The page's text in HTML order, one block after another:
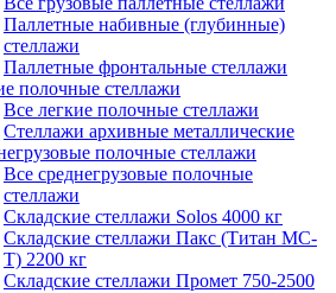
Паллетные набивные (глубинные)
стеллажи
Паллетные фронтальные стеллажи
полочные стеллажи
Все легкие полочные стеллажи
Стеллажи архивные металлические
полочные стеллажи
Все среднегрузовые полочные
стеллажи
Складские стеллажи Solos 4000 кг
Складские стеллажи Пакс (Титан МС-
Т) 2200 кг
Складские стеллажи Промет 750-2500